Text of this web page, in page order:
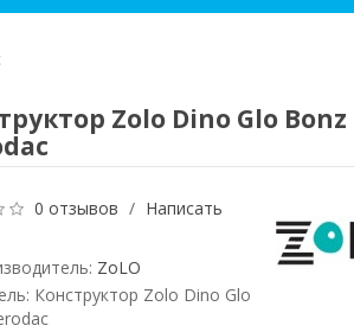
Zolo Dino Glo Bonz
0 отзывов / Написать
ZoLO
Конструктор Zolo Dino Glo